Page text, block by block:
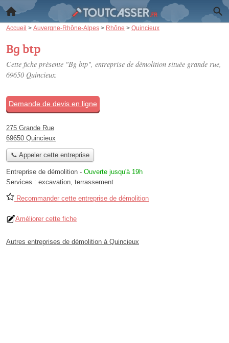
Accueil > Auvergne-Rhône-Alpes > Rhône > Quincieux
Bg btp
Cette fiche présente "Bg btp", entreprise de démolition située grande rue,
69650 Quincieux.
Demande de devis en ligne
275 Grande Rue
69650 Quincieux
📞 Appeler cette entreprise
Entreprise de démolition - Ouverte jusqu'à 19h
Services : excavation, terrassement
Recommander cette entreprise de démolition
Améliorer cette fiche
Autres entreprises de démolition à Quincieux